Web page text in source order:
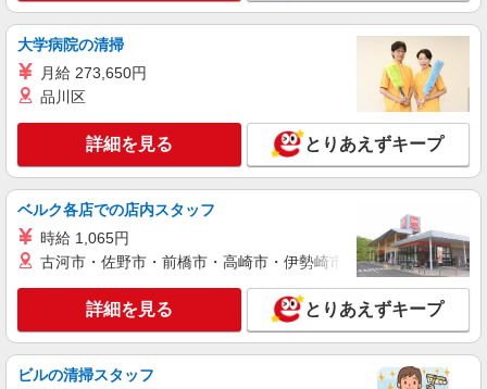
キープ 詳細を見る
アルバイト パート
VALERIANE ROOM903
［アルバイト・パート］時給1,200円〜1,500円
※経験・能力・勤務条件により時給優遇あり 支払
方法：月1回 交通費：別途一部支給 ※規定あり
千葉県船橋市浜町2-1-1 ららぽーとTOKYO-
BAY
キープ 詳細を見る
パート
アパレル販売スタッフ
［アルバイト・パート］時給1,200円〜1,300円
大学病院の清掃
月給 273,650円
品川区
詳細を見る とりあえずキープ
ベルク各店での店内スタッフ
時給 1,065円
古河市・佐野市・前橋市・高崎市・伊勢崎市・太田市・館林市
詳細を見る とりあえずキープ
ビルの清掃スタッフ